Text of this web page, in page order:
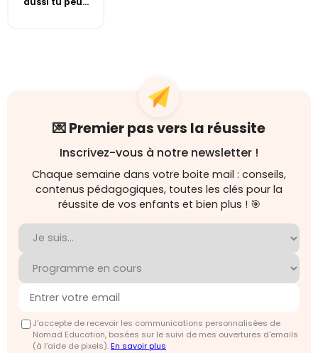
💌 Premier pas vers la réussite
Inscrivez-vous à notre newsletter !
Chaque semaine dans votre boite mail : conseils,
contenus pédagogiques, toutes les clés pour la
réussite de vos enfants et bien plus ! 🎯
J'accepte de recevoir les communications personnalisées de
Nomad Education, basées sur le suivi de mes ouvertures d'emails
(à l’aide de pixels).En savoir plus